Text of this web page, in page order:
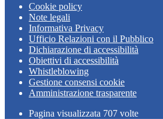
Cookie policy
Note legali
Informativa Privacy
Ufficio Relazioni con il Pubblico
Dichiarazione di accessibilità
Obiettivi di accessibilità
Whistleblowing
Gestione consensi cookie
Amministrazione trasparente
Pagina visualizzata 707 volte